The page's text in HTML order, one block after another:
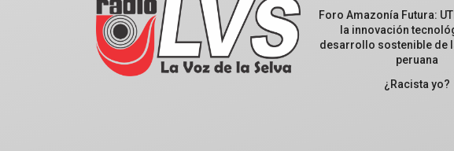
Foro Amazonía Futura:
la innovación
desarrollo sostenible de
peruana
¿Racista yo?